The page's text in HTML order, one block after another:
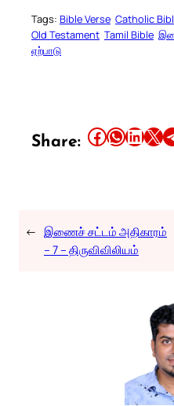
Tags: Bible Verse Catholic
Old Testament Tamil Bible
ஏற்பாடு
Share: Share this article on Facebook Share this article on WhatsApp Share this article on LinkedIn Share this article on X Share this
← இணைச் சட்டம் அதிகாரம்
– 7 – திருவிவிலியம்